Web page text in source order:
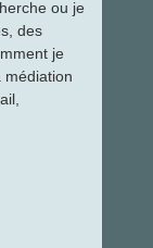
ou je
des
je
médiation